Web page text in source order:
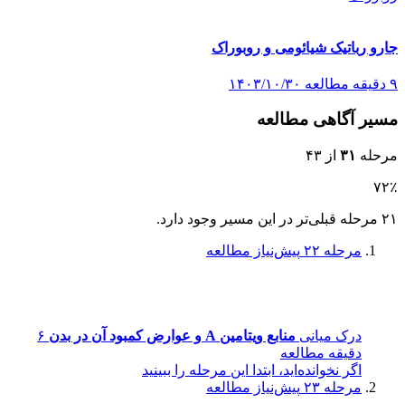
جارو رباتیک شیائومی و روبوراک
۹ دقیقه مطالعه ۱۴۰۳/۱۰/۳۰
مسیر آگاهی مطالعه
مرحله ۳۱ از ۴۳
۷۲٪
۲۱ مرحله قبلی‌تر در این مسیر وجود دارد.
مرحله ۲۲ پیش‌نیاز مطالعه
درک میانی منابع ویتامین A و عوارض کمبود آن در بدن
۶
دقیقه مطالعه
اگر نخوانده‌اید، ابتدا این مرحله را ببینید
مرحله ۲۳
پیش‌نیاز مطالعه